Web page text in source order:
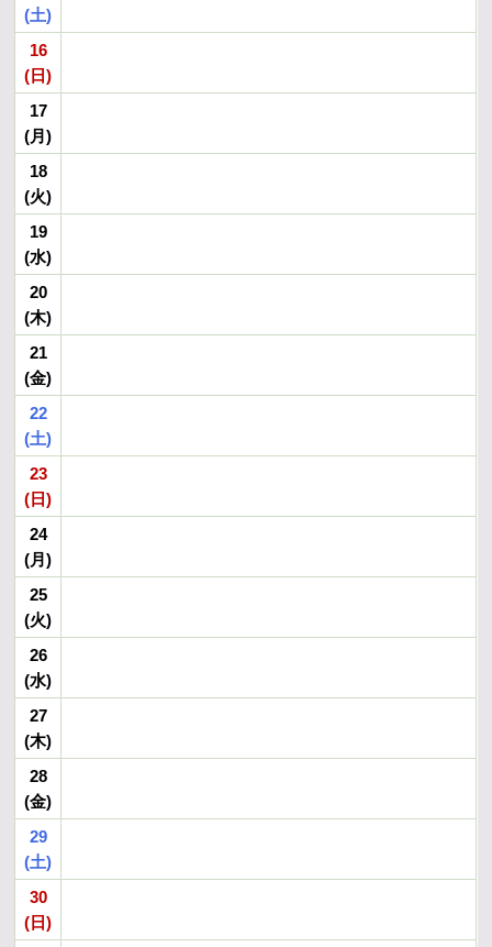
(土)
16
(日)
17
(月)
18
(火)
19
(水)
20
(木)
21
(金)
22
(土)
23
(日)
24
(月)
25
(火)
26
(水)
27
(木)
28
(金)
29
(土)
30
(日)